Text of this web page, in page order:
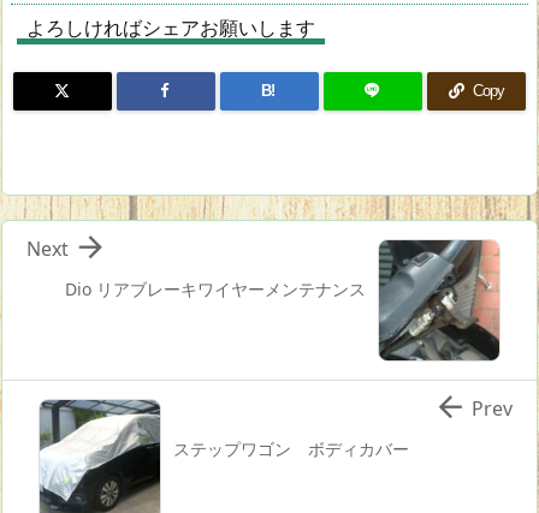
よろしければシェアお願いします
B! Copy
Dio リアブレーキワイヤーメンテナンス

Next
ステップワゴン ボディカバー
 Prev